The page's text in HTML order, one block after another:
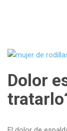
Dolor